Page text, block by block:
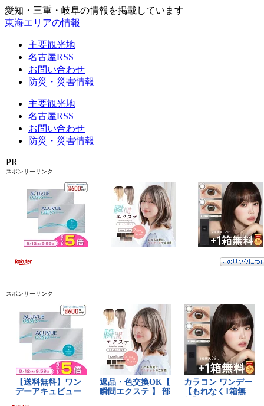
愛知・三重・岐阜の情報を掲載しています
東海エリアの情報
主要観光地
名古屋RSS
お問い合わせ
防災・災害情報
主要観光地
名古屋RSS
お問い合わせ
防災・災害情報
PR
スポンサーリンク
スポンサーリンク